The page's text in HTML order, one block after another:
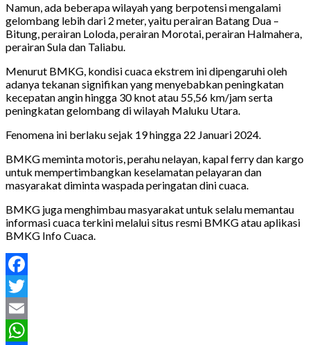
Namun, ada beberapa wilayah yang berpotensi mengalami
gelombang lebih dari 2 meter, yaitu perairan Batang Dua –
Bitung, perairan Loloda, perairan Morotai, perairan Halmahera,
perairan Sula dan Taliabu.
Menurut BMKG, kondisi cuaca ekstrem ini dipengaruhi oleh
adanya tekanan signifikan yang menyebabkan peningkatan
kecepatan angin hingga 30 knot atau 55,56 km/jam serta
peningkatan gelombang di wilayah Maluku Utara.
Fenomena ini berlaku sejak 19 hingga 22 Januari 2024.
BMKG meminta motoris, perahu nelayan, kapal ferry dan kargo
untuk mempertimbangkan keselamatan pelayaran dan
masyarakat diminta waspada peringatan dini cuaca.
BMKG juga menghimbau masyarakat untuk selalu memantau
informasi cuaca terkini melalui situs resmi BMKG atau aplikasi
BMKG Info Cuaca.
Facebook
Twitter
Email